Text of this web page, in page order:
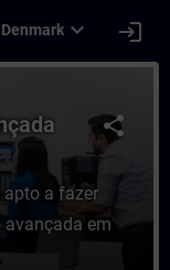
Denmark expand_more login
share
a fazer
em